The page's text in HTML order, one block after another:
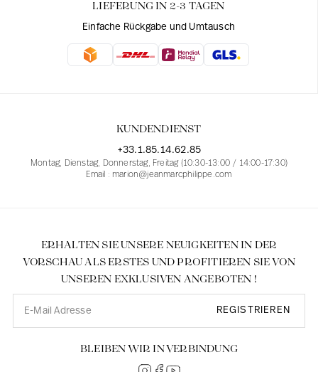
LIEFERUNG IN 2-3 TAGEN
Einfache Rückgabe und Umtausch
KUNDENDIENST
+33.1.85.14.62.85
Montag, Dienstag, Donnerstag, Freitag (10:30-13:00 / 14:00-17:30)
Email : marion@jeanmarcphilippe.com
ERHALTEN SIE UNSERE NEUIGKEITEN IN DER
VORSCHAU ALS ERSTES UND PROFITIEREN SIE VON
UNSEREN EXKLUSIVEN ANGEBOTEN !
REGISTRIEREN
BLEIBEN WIR IN VERBINDUNG